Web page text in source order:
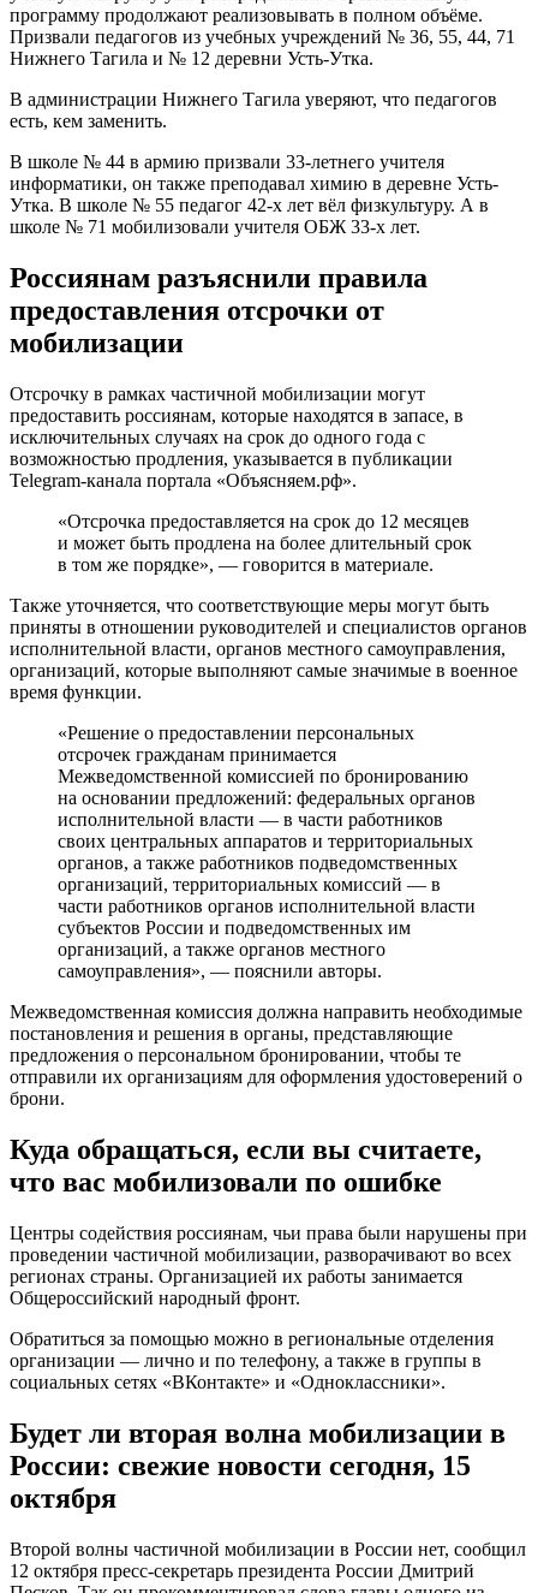
Обратиться за помощью можно в региональные отделения
организации — лично и по телефону, а также в группы в
социальных сетях «ВКонтакте» и «Одноклассники».
Будет ли вторая волна мобилизации в
России: свежие новости сегодня, 15
октября
Второй волны частичной мобилизации в России нет, сообщил
Песков. Так он прокомментировал слова главы одного из
регионов о поступившем новом мобилизационном задании.
Волн у частичной мобилизации действительно нет, но сам
партиями примерно по 100 тыс. человек, рассказал
«Известиям» военный эксперт Алексей Леонков.
Также процесс мобилизации зависит от проведения
медосмотров, напомнил эксперт.
«Врач за день может осмотреть 30 потенциальных
бойцов. Это важный и небыстрый процесс. Врач
не только осматривает мобилизованного, но и
знакомится с его медицинскими документами,
чтобы избежать ошибки и не призвать больного
человека. На всё это нужно время», — отметил он.
По словам Алексея Леонкова, мобилизация действительно
выявила несколько слабых мест, которые придется
ликвидировать.
«Была программа „Цифровой военкомат“. Она
подразумевала создание единой и актуальной базы
данных всех находящихся в запасе солдат и
офицеров. С помощью нее можно было бы в
режиме реального времени понять, сколько у нас в
стране есть мужчин той или иной военно-учетной
специальности, какое обмундирование им нужно»,
— напомнил он.
Также эксперт отметил, что стоит вернуться к практике
создания кадрированных частей.
количество офицеров и солдат, но во время
мобилизации они быстро комплектуются личным
составом и становятся полнокровной частью», —
отметил он.
оборонительные организации наподобие Осоавиахима. Люди
там приобретали необходимые для армии навыки,
резюмировал Алексей Леонков.
Кого касается частичная мобилизация:
кого призовут в первую очередь, кого
не призовут на мобилизацию —
новости на 15 октября 2022
Согласно разъяснениям Минобороны, подлежат призыву по
офицеры до 50 лет и старшие — до 55 лет, а также граждане,
имеющие боевой опыт. Приоритетными критериями
считаются не воинские звания, а военно-учетные
специальности: стрелки, танкисты, артиллеристы, водители,
Призвать могут людей с категориями А, Б, В.